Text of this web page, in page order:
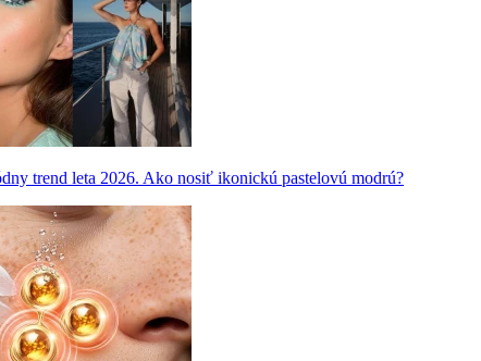
trend leta 2026. Ako nosiť ikonickú pastelovú modrú?